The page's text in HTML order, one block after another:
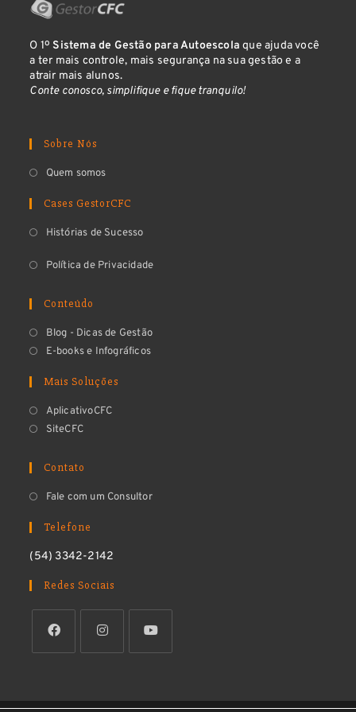
O 1º Sistema de Gestão para Autoescola que ajuda você
a ter mais controle, mais segurança na sua gestão e a
atrair mais alunos.
Conte conosco, simplifique e fique tranquilo!
Sobre Nós
Quem somos
Cases GestorCFC
Histórias de Sucesso
Política de Privacidade
Conteúdo
Blog - Dicas de Gestão
E-books e Infográficos
Mais Soluções
AplicativoCFC
SiteCFC
Contato
Fale com um Consultor
Telefone
(54) 3342-2142
Redes Sociais